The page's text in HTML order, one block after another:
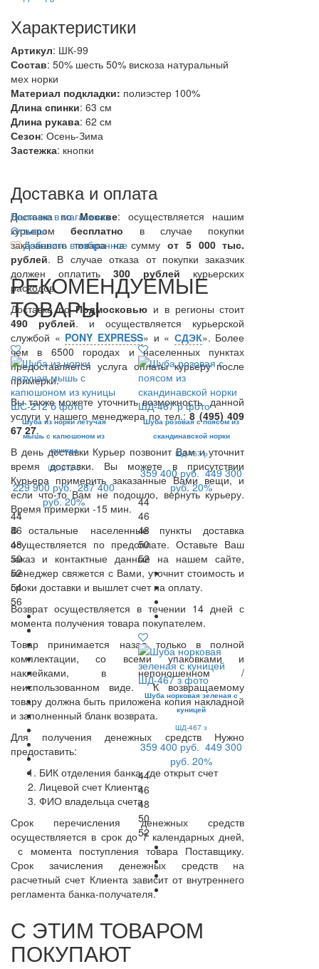
Характеристики
Артикул: ШК-99
Состав: 50% шесть 50% вискоза натуральный
мех норки
Материал подкладки: полиэстер 100%
Длина спинки: 63 см
Длина рукава: 62 см
Сезон: Осень-Зима
Застежка: кнопки
Доставка и оплата
Доставка поМоскве: осуществляется нашим
курьеромбесплатно в случае покупки
заказанного товара на суммуот 5 000 тыс.
рублей. В случае отказа от покупки заказчик
должен оплатить300 рублей курьерских
расходов.
Доставка поПодмосковью и в регионы стоит
490 рублей. и осуществляется курьерской
службой « PONY EXPRESS» и « СДЭК». Более
чем в 6500 городах и населенных пунктах
предоставляется услуга оплаты курьеру после
примерки.
Вы также можете уточнить возможность данной
услуги у нашего менеджера по тел.:8 (495) 409
67 27.
В день доставки Курьер позвонит Вам и уточнит
время доставки. Вы можете в присутствии
Курьера примерить заказанные Вами вещи, и
если что-то Вам не подошло, вернуть курьеру.
Время примерки -15 мин.
В остальные населенные пункты доставка
осуществляется по предоплате. Оставьте Ваш
заказ и контактные данные на нашем сайте,
менеджер свяжется с Вами, уточнит стоимость и
сроки доставки и вышлет счет на оплату.
Возврат осуществляется в течении 14 дней с
момента получения товара покупателем.
Товар принимается назад только в полной
комплектации, со всеми упаковками и
наклейками, в непоношенном /
неиспользованном виде. К возвращаемому
товару должна быть приложена копия накладной
и заполненный бланк возврата.
Для получения денежных средств Нужно
предоставить:
БИК отделения банка, где открыт счет
Лицевой счет Клиента
ФИО владельца счета
Срок перечисления денежных средств
осуществляется в срок до 7 календарных дней,
с момента поступления товара Поставщику.
Срок зачисления денежных средств на
расчетный счет Клиента зависит от внутреннего
регламента банка-получателя.
Наличие в магазинах
Отзывы
Добавить в избранное
РЕКОМЕНДУЕМЫЕ
ТОВАРЫ
Шуба из норки летучая
мышь с капюшоном из
куницы
ШС-212 б
229 900 руб. 287 400
руб. 20%
44
46
48
50
52
54
56
Шуба розовая с поясом из
скандинавской норки
ШД-467 р
359 400 руб. 449 300
руб. 20%
44
46
48
50
52
Шуба норковая зеленая с
куницей
ШД-467 з
359 400 руб. 449 300
руб. 20%
44
46
48
50
52
С ЭТИМ ТОВАРОМ
ПОКУПАЮТ